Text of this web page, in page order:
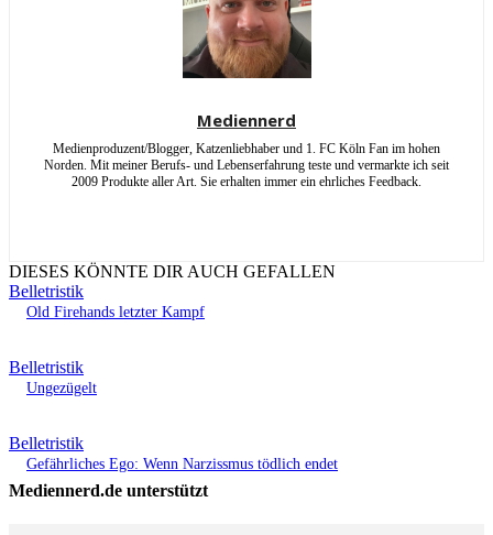
Mediennerd
Medienproduzent/Blogger, Katzenliebhaber und 1. FC Köln Fan im hohen
Norden. Mit meiner Berufs- und Lebenserfahrung teste und vermarkte ich seit
2009 Produkte aller Art. Sie erhalten immer ein ehrliches Feedback.
DIESES KÖNNTE DIR AUCH GEFALLEN
Belletristik
Old Firehands letzter Kampf
Belletristik
Ungezügelt
Belletristik
Gefährliches Ego: Wenn Narzissmus tödlich endet
Mediennerd.de unterstützt